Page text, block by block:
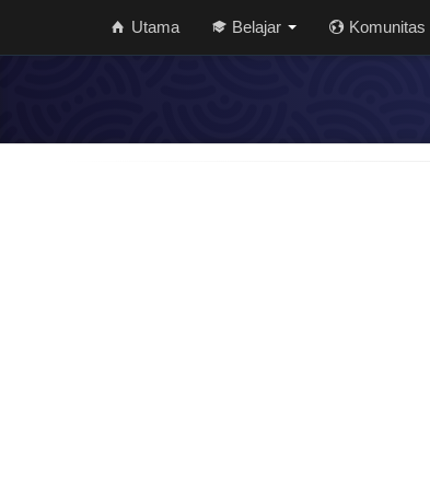
Utama Belajar Komunitas